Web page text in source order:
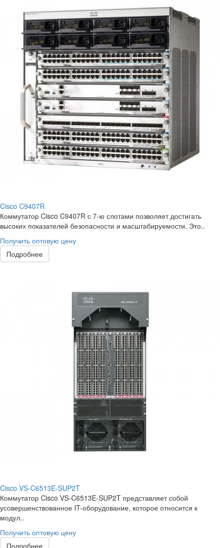
Cisco C9407R
Коммутатор Cisco C9407R с 7-ю слотами позволяет достигать
высоких показателей безопасности и масштабируемости. Это..
Получить оптовую цену
Подробнее
Cisco VS-C6513E-SUP2T
Коммутатор Cisco VS-C6513E-SUP2T представляет собой
усовершенствованное IT-оборудование, которое относится к
модул..
Получить оптовую цену
Подробнее